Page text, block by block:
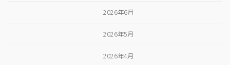
2026年6月
2026年5月
2026年4月